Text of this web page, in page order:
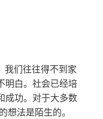
我们往往得不到家
明白。社会已经培
成功。对于大多数
想法是陌生的。